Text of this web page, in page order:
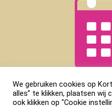
We gebruiken cookies op
alles” te klikken, plaatsen wij
ook klikken op "Cookie